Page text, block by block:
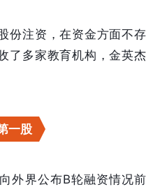
份注资，在资金方面不存
了多家教育机构，金英杰
一股
外界公布B轮融资情况前